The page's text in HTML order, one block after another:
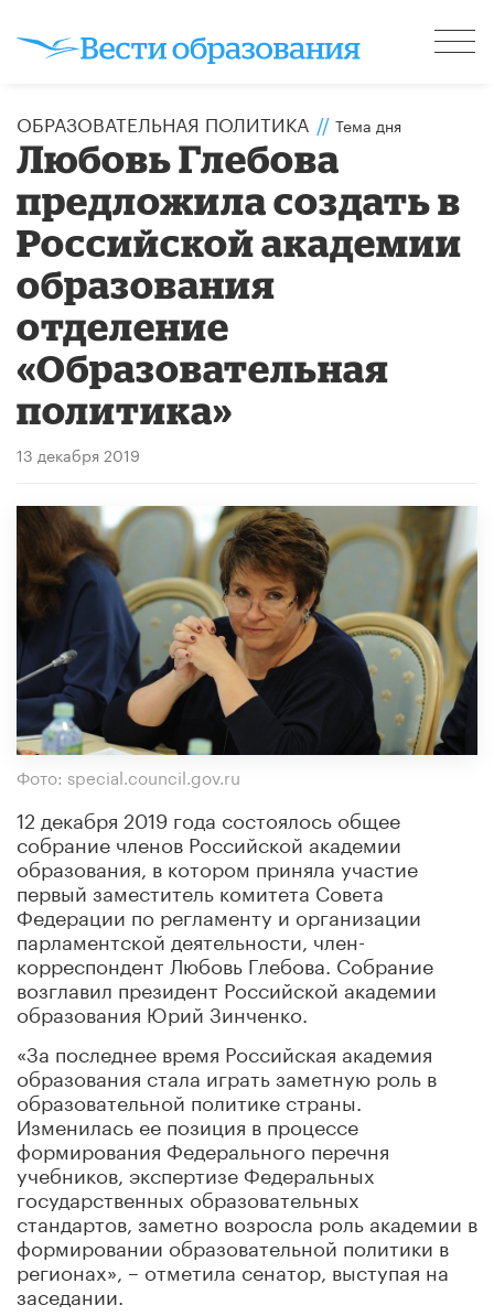
ОБРАЗОВАТЕЛЬНАЯ ПОЛИТИКА // Тема дня
Любовь Глебова
предложила создать в
Российской академии
образования
отделение
«Образовательная
политика»
13 декабря 2019
Фото: special.council.gov.ru
12 декабря 2019 года состоялось общее
собрание членов Российской академии
образования, в котором приняла участие
первый заместитель комитета Совета
Федерации по регламенту и организации
парламентской деятельности, член-
корреспондент Любовь Глебова. Собрание
возглавил президент Российской академии
образования Юрий Зинченко.
«За последнее время Российская академия
образования стала играть заметную роль в
образовательной политике страны.
Изменилась ее позиция в процессе
формирования Федерального перечня
учебников, экспертизе Федеральных
государственных образовательных
стандартов, заметно возросла роль академии в
формировании образовательной политики в
регионах», – отметила сенатор, выступая на
заседании.